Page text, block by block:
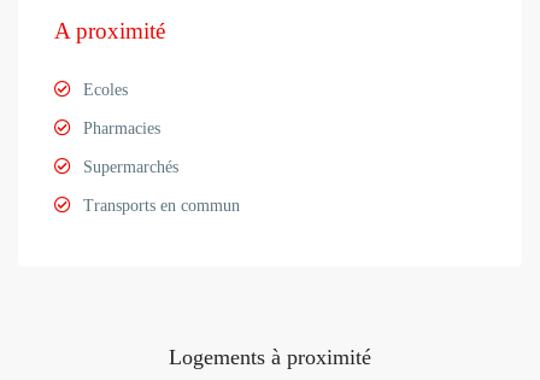
A proximité
Ecoles
Pharmacies
Supermarchés
Transports en commun
Logements à proximité